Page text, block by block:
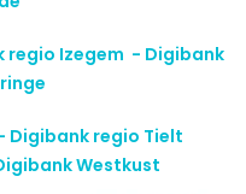
regio Izegem - Digibank
Digibank regio Tielt
Westkust